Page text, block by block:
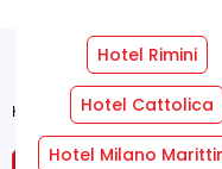
Hotel Rimini
Hotel Cattolica
Hotel Milano
Home Strutture»Hotel Ada